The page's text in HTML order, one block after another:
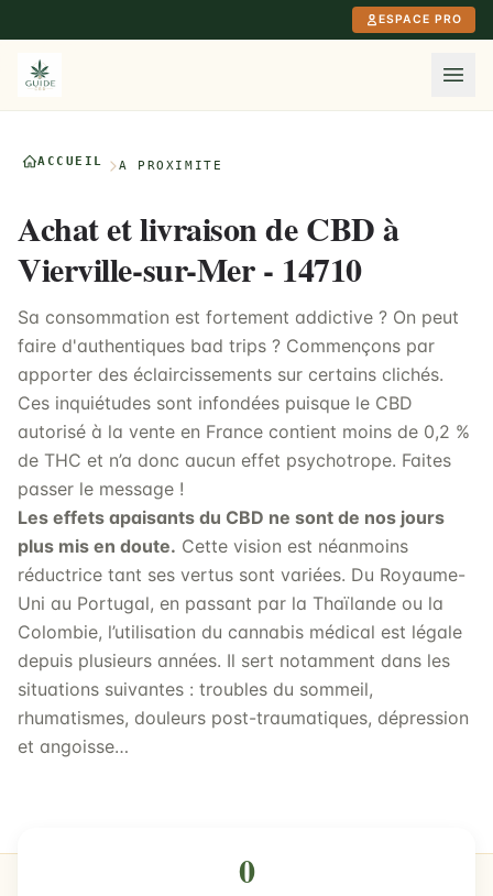
ESPACE PRO
ACCUEIL À PROXIMITÉ
Achat et livraison de CBD à
Vierville-sur-Mer - 14710
Sa consommation est fortement addictive ? On peut
faire d'authentiques bad trips ? Commençons par
apporter des éclaircissements sur certains clichés.
Ces inquiétudes sont infondées puisque le CBD
autorisé à la vente en France contient moins de 0,2 %
de THC et n’a donc aucun effet psychotrope. Faites
passer le message !
Les effets apaisants du CBD ne sont de nos jours
plus mis en doute. Cette vision est néanmoins
réductrice tant ses vertus sont variées. Du Royaume-
Uni au Portugal, en passant par la Thaïlande ou la
Colombie, l’utilisation du cannabis médical est légale
depuis plusieurs années. Il sert notamment dans les
situations suivantes : troubles du sommeil,
rhumatismes, douleurs post-traumatiques, dépression
et angoisse…
0